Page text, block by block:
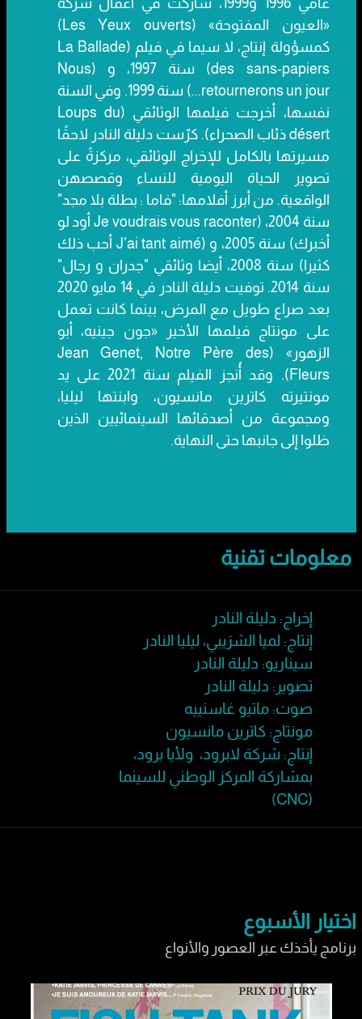
عامي 1996 و1999، شاركت في أعمال شركة
«العيون المفتوحة» (Les Yeux ouverts)
كمسؤولة إنتاج، لا سيما في فيلم (La Ballade
des sans-papiers) سنة 1997، و (Nous
retournerons un jour...) سنة 1999. وفي السنة
نفسها، أخرجت فيلمها الوثائقي (Loups du
désert ذئاب الصحراء). كرّست دليلة النادر لاحقًا
مسيرتها بالكامل للإخراج الوثائقي، مركزةً على
تصوير الحياة اليومية للنساء وقصصهن
الواقعية. من أبرز أفلامها: "فاما : بطلة بلا مجد"
سنة 2004، (Je voudrais vous raconter أود لو
أخبرك) سنة 2005، و (J’ai tant aimé أحب ذلك
كثيرا) سنة 2008، أيضا وثائقي "جدران و رجال"
سنة 2014. توفيت دليلة النادر في 14 مايو 2020
بعد صراع طويل مع المرض، بينما كانت تعمل
على مونتاج فيلمها الأخير «جون جينيه، أبو
الزهور» (Jean Genet, Notre Père des
Fleurs). وقد أُنجز الفيلم سنة 2021 على يد
مونتيرته كاترين مانسيون، وابنتها ليليا،
ومجموعة من أصدقائها السينمائيين الذين
ظلوا إلى جانبها حتى النهاية.
معلومات تقنية
إخراج: دليلة النادر
إنتاج: لميا الشرَيبي، ليليا النادر
سيناريو: دليلة النادر
تصوير: دليلة النادر
صوت: ماتيو غاسنييه
مونتاج: كاترين مانسيون
إنتاج: شركة لابرود، ولأيا برود،
بمشاركة المركز الوطني للسينما
(CNC)
اختيار الأسبوع
برنامج يأخذك عبر العصور والأنواع